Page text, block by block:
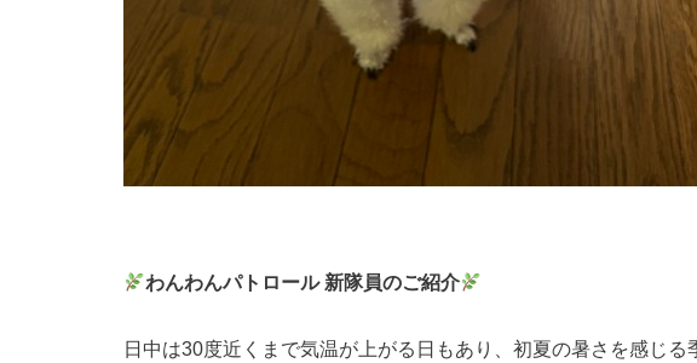
わんわんパトロール 新隊員のご紹介
日中は30度近くまで気温が上がる日もあり、初夏の暑さを感じる